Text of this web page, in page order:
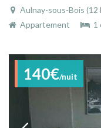
Aulnay-sous-Bois (12
Appartement
1
140€/nuit